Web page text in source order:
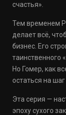
счастья».
Тем временем
делает всё,
бизнес. Его
таинственного
Но Гомер, как
остаться на
Эта серия —
эпоху сухого